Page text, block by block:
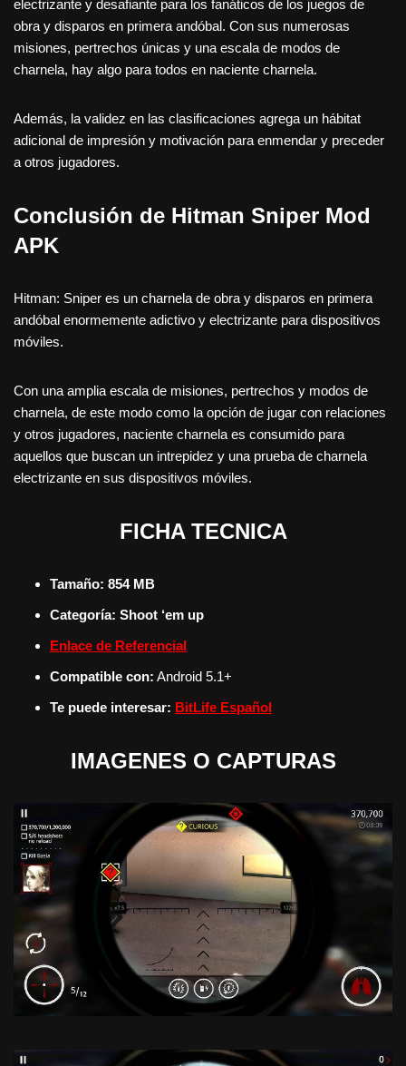
electrizante y desafiante para los fanáticos de los juegos de
obra y disparos en primera andóbal. Con sus numerosas
misiones, pertrechos únicas y una escala de modos de
charnela, hay algo para todos en naciente charnela.
Además, la validez en las clasificaciones agrega un hábitat
adicional de impresión y motivación para enmendar y preceder
a otros jugadores.
Conclusión de Hitman Sniper Mod
APK
Hitman: Sniper es un charnela de obra y disparos en primera
andóbal enormemente adictivo y electrizante para dispositivos
móviles.
Con una amplia escala de misiones, pertrechos y modos de
charnela, de este modo como la opción de jugar con relaciones
y otros jugadores, naciente charnela es consumido para
aquellos que buscan un intrepidez y una prueba de charnela
electrizante en sus dispositivos móviles.
FICHA TECNICA
Tamaño: 854 MB
Categoría: Shoot ‘em up
Enlace de Referencial
Compatible con: Android 5.1+
Te puede interesar: BitLife Español
IMAGENES O CAPTURAS